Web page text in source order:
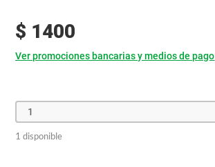
$ 1400
Ver promociones bancarias y medios de pago
1
1 disponible